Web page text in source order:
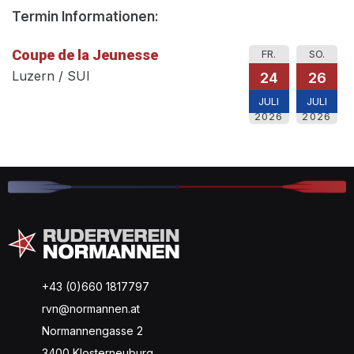
Termin Informationen:
FR.
24
JULI
2026
SO.
26
JULI
2026
Coupe de la Jeunesse
Luzern / SUI
+43 (0)660 1817797
rvn@normannen.at
Normannengasse 2